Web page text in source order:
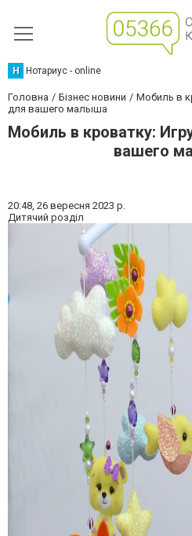
Н Нотариус - online
Головна Бізнес новини
Мобиль в
для вашего малыша
Мобиль в кроватку:
вашего
20:48, 26 вересня 2023 р.
Дитячий розділ